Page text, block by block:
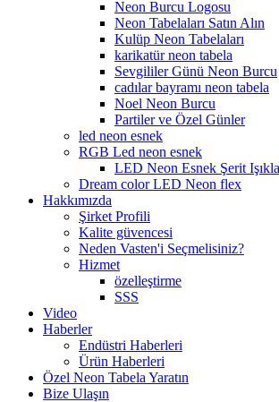
Neon Burcu Logosu
Neon Tabelaları Satın Alın
Kulüp Neon Tabelaları
karikatür neon tabela
Sevgililer Günü Neon Burcu
cadılar bayramı neon tabela
Noel Neon Burcu
Partiler ve Özel Günler
led neon esnek
RGB Led neon esnek
LED Neon Esnek Şerit
Dream color LED Neon flex
Hakkımızda
Şirket Profili
Kalite güvencesi
Neden Vasten'i Seçmelisiniz?
Hizmet
özelleştirme
SSS
Video
Haberler
Endüstri Haberleri
Ürün Haberleri
Özel Neon Tabela Yaratın
Bize Ulaşın